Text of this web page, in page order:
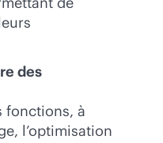
des
fonctions, à
l’optimisation